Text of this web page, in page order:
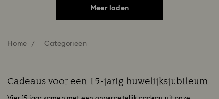
Meer laden
Home Categorieën
Cadeaus voor een 15-jarig huwelijksjubileum